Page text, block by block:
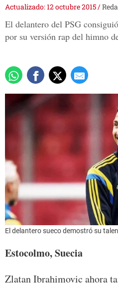
Actualizado: 12 octubre 2015/
El delantero del PSG
por su versión rap del himno
El delantero sueco demostró su
Estocolmo, Suecia
Zlatan Ibrahimovic ahora